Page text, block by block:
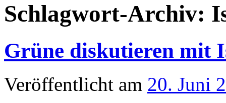
Schlagwort-Archiv:
Grüne diskutieren mit
Veröffentlicht am 20. Juni